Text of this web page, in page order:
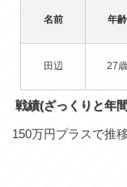
名前 年齢
田辺 27歳
戦績(ざっくりと年
150万円プラスで推